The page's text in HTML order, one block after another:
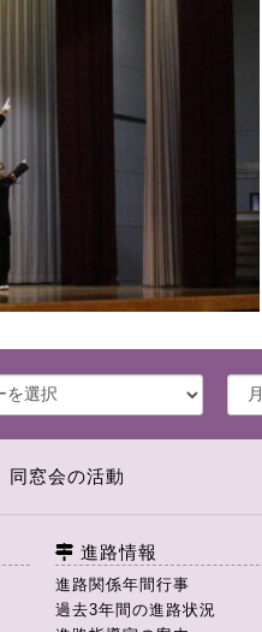
同窓会の活動
進路情報
進路関係年間行事
過去3年間の進路状況